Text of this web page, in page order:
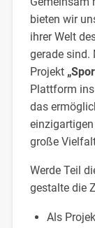
bieten wir
ihrer Welt
gerade sind.
Projekt
Plattform ins
das
große
Werde Teil
gestalte die
Als